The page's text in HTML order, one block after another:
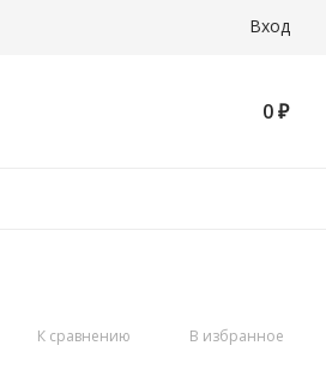
Вход
0 ₽
К сравнению В избранное